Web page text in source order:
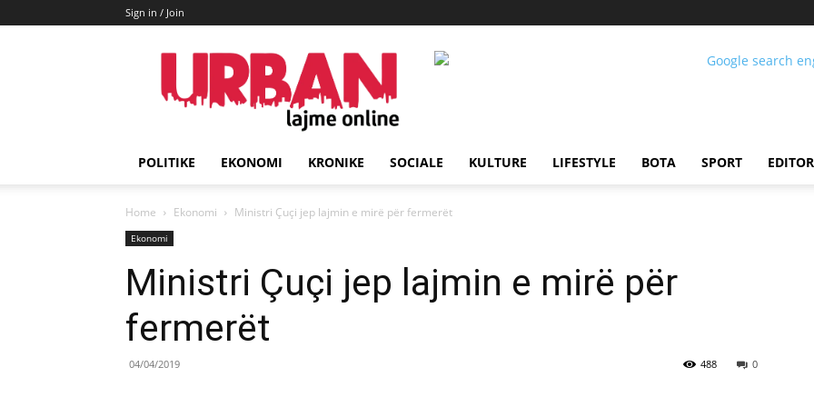
Sign in / Join
URBAN
Lajme
POLITIKE EKONOMI KRONIKE SOCIALE KULTURE LIFESTYLE BOTA SPORT
Home Ekonomi Ministri Çuçi jep lajmin e mirë për fermerët
Ekonomi
Ministri Çuçi jep lajmin e mirë për
fermerët
04/04/2019 0
488